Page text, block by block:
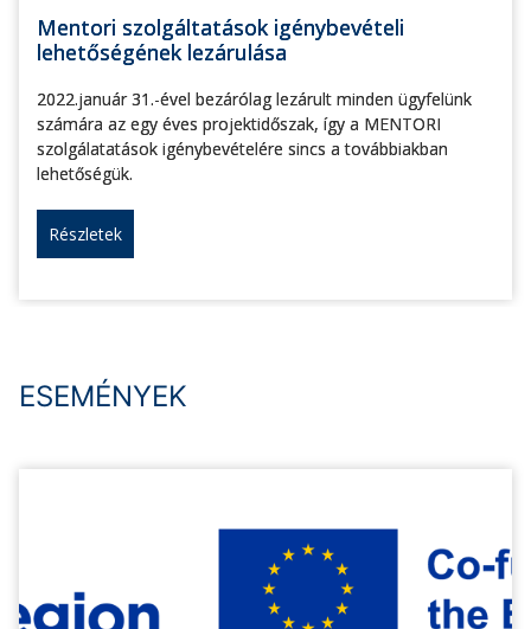
Mentori szolgáltatások igénybevételi
lehetőségének lezárulása
2022.január 31.-ével bezárólag lezárult minden ügyfelünk
számára az egy éves projektidőszak, így a MENTORI
szolgálatatások igénybevételére sincs a továbbiakban
lehetőségük.
Részletek
ESEMÉNYEK